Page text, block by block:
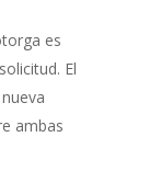
es
El
ambas